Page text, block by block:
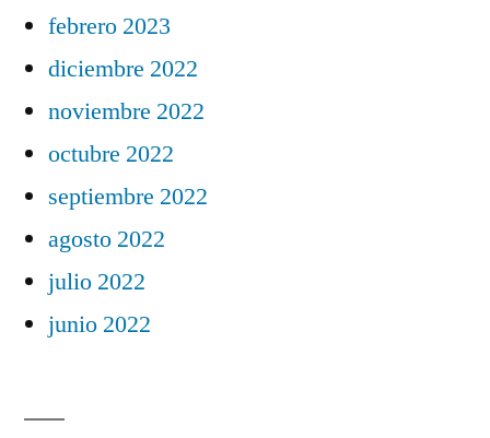
febrero 2023
diciembre 2022
noviembre 2022
octubre 2022
septiembre 2022
agosto 2022
julio 2022
junio 2022